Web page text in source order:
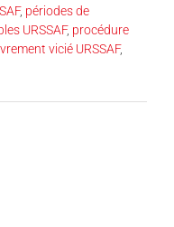
, périodes de
URSSAF, procédure
vicié URSSAF,